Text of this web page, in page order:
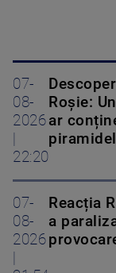
07-
08-
2026
22:20
Roșie:
ar
07-
08-
2026
Reacția
a